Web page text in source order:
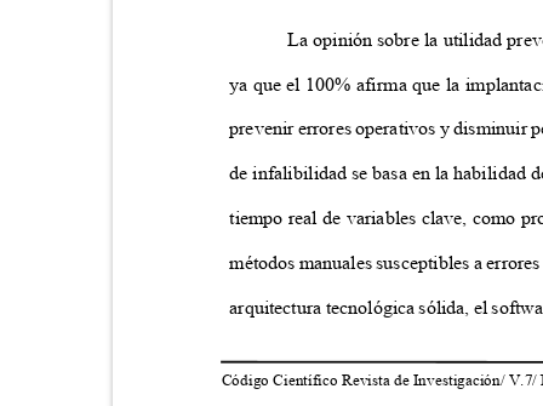
La opinión sobre la utilidad
ya que el 100% afirma que la
prevenir errores operativos y disminuir
de infalibilidad se basa en la habilidad
tiempo real de variables clave, como
métodos manuales susceptibles a
arquitectura tecnológica sólida, el
Código Científico Revista de Investigación/